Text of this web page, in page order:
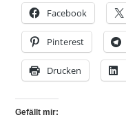
Facebook
Pinterest
Drucken
Gefällt mir: